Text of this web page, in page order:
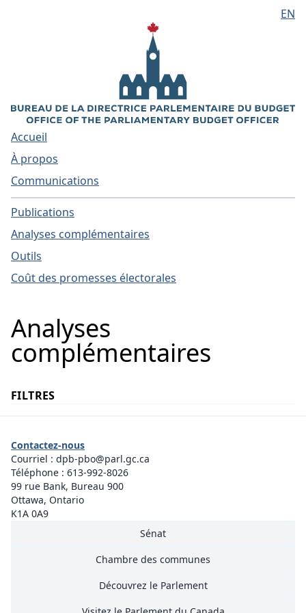
Aller au contenu principal
EN
Accueil
À propos
Communications
Publications
Analyses complémentaires
Outils
Coût des promesses électorales
Analyses
complémentaires
FILTRES
Sénat
Chambre des communes
Découvrez le Parlement
Contactez-nous
Courriel : dpb-pbo@parl.gc.ca
Téléphone : 613-992-8026
99 rue Bank, Bureau 900
Ottawa, Ontario
K1A 0A9